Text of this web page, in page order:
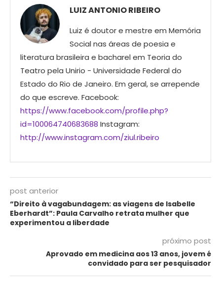
LUIZ ANTONIO RIBEIRO
Luiz é doutor e mestre em Memória
Social nas áreas de poesia e
literatura brasileira e bacharel em Teoria do
Teatro pela Unirio - Universidade Federal do
Estado do Rio de Janeiro. Em geral, se arrepende
do que escreve. Facebook:
https://www.facebook.com/profile.php?
id=100064740683688 Instagram:
http://www.instagram.com/ziul.ribeiro
post anterior
“Direito à vagabundagem: as viagens de Isabelle
Eberhardt”: Paula Carvalho retrata mulher que
experimentou a liberdade
próximo post
Aprovado em medicina aos 13 anos, jovem é
convidado para ser pesquisador